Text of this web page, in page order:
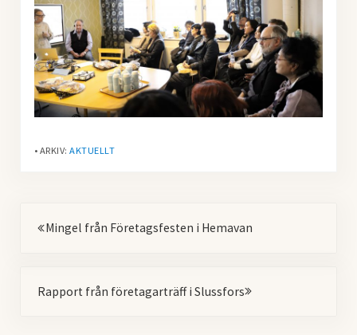
• ARKIV:AKTUELLT
Mingel från Företagsfesten i Hemavan
Rapport från företagarträff i Slussfors